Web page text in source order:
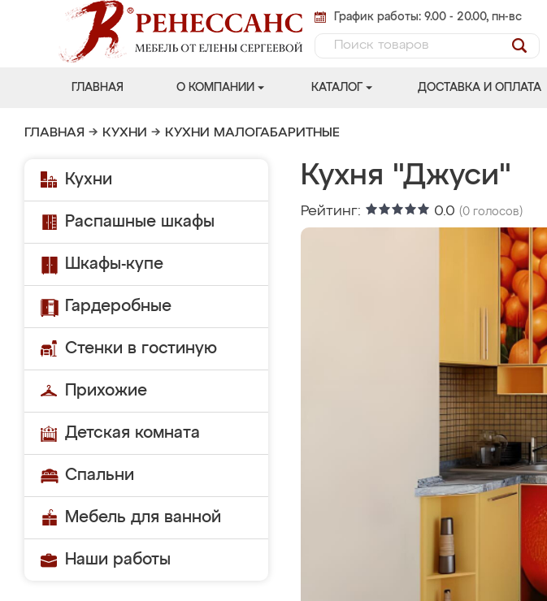
График работы: 9.00 - 20.00, пн-вс
ГЛАВНАЯ О КОМПАНИИ КАТАЛОГ ДОСТАВКА И ОПЛАТА
ГЛАВНАЯ → КУХНИ → КУХНИ МАЛОГАБАРИТНЫЕ
Кухни
Распашные шкафы
Шкафы-купе
Гардеробные
Стенки в гостиную
Прихожие
Детская комната
Спальни
Мебель для ванной
Наши работы
Кухня "Джуси"
Рейтинг: 0.0 (0 голосов)